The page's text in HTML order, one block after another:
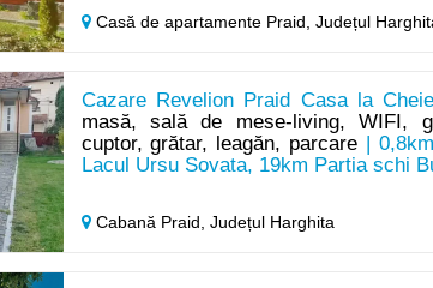
Casă de apartamente Praid, Județul
Cazare Revelion Praid Casa la
masă, sală de mese-living, WIFI,
cuptor, grătar, leagăn, parcare |
Lacul Ursu Sovata, 19km Partia schi
Cabană Praid, Județul Harghita